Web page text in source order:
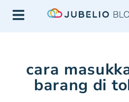
cara
barang di